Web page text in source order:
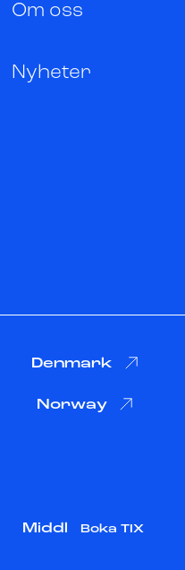
Boka TIX
Om oss
Nyheter
Denmark
Norway
Middle East